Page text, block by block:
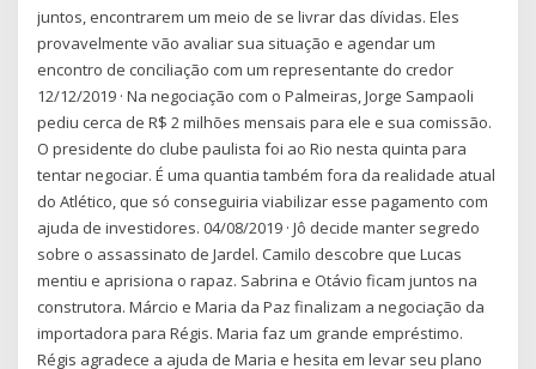
juntos, encontrarem um meio de se livrar das dívidas. Eles
provavelmente vão avaliar sua situação e agendar um
encontro de conciliação com um representante do credor
12/12/2019 · Na negociação com o Palmeiras, Jorge Sampaoli
pediu cerca de R$ 2 milhões mensais para ele e sua comissão.
O presidente do clube paulista foi ao Rio nesta quinta para
tentar negociar. É uma quantia também fora da realidade atual
do Atlético, que só conseguiria viabilizar esse pagamento com
ajuda de investidores. 04/08/2019 · Jô decide manter segredo
sobre o assassinato de Jardel. Camilo descobre que Lucas
mentiu e aprisiona o rapaz. Sabrina e Otávio ficam juntos na
construtora. Márcio e Maria da Paz finalizam a negociação da
importadora para Régis. Maria faz um grande empréstimo.
Régis agradece a ajuda de Maria e hesita em levar seu plano